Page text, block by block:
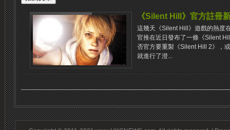
《Silent Hill》官方註冊
這幾天《Silent Hill》遊戲的熱度
官推在近日發布了一條《Silent
否官方要重製《Silent Hill 2》，
就進行了澄...